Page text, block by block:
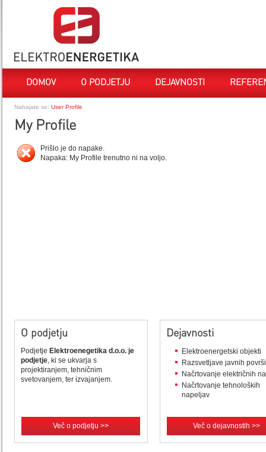
DOMOV O PODJETJU DEJAVNOSTI
Nahajate se: User Profile
My Profile
Prišlo je do napake.
Napaka: My Profile trenutno ni na voljo.
O podjetju
Podjetje Elektroenegetika d.o.o. je
podjetje, ki se ukvarja s
projektiranjem, tehničnim
svetovanjem, ter izvajanjem.
Več o podjetju >>
Dejavnosti
Elektroenergetski objekti
Razsvetljave javnih
Načrtovanje električnih
Načrtovanje tehnoloških
napeljav
Več o dejavnostih >>